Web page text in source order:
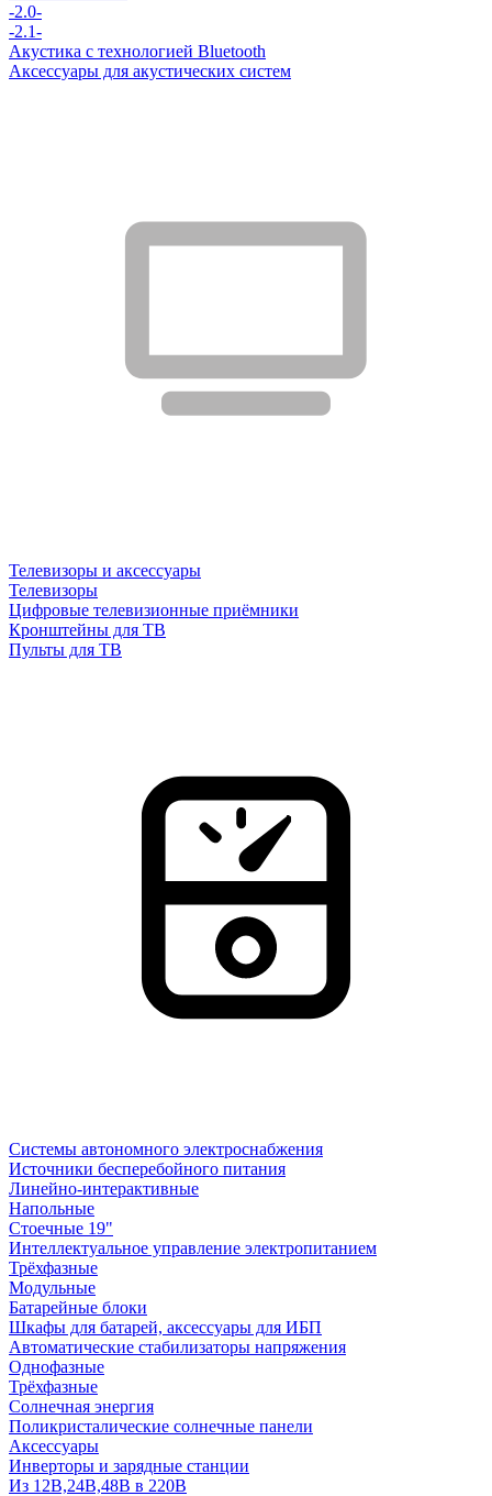
-2.0-
-2.1-
Акустика с технологией Bluetooth
Аксессуары для акустических систем
Телевизоры и аксессуары
Телевизоры
Цифровые телевизионные приёмники
Кронштейны для ТВ
Пульты для ТВ
Системы автономного электроснабжения
Источники бесперебойного питания
Линейно-интерактивные
Напольные
Стоечные 19"
Интеллектуальное управление электропитанием
Трёхфазные
Модульные
Батарейные блоки
Шкафы для батарей, аксессуары для ИБП
Автоматические стабилизаторы напряжения
Однофазные
Трёхфазные
Солнечная энергия
Поликристалические солнечные панели
Аксессуары
Инверторы и зарядные станции
Из 12В,24В,48В в 220В